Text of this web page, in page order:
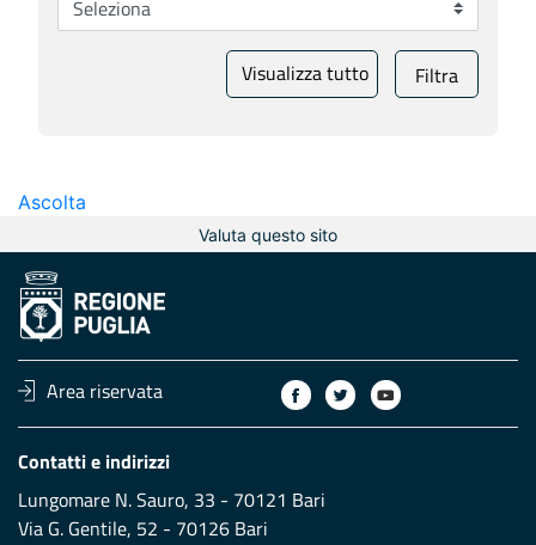
Visualizza tutto Filtra
Ascolta
Valuta questo sito
Area riservata
Contatti e indirizzi
Lungomare N. Sauro, 33 - 70121 Bari
Via G. Gentile, 52 - 70126 Bari